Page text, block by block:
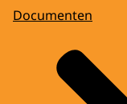
Documenten